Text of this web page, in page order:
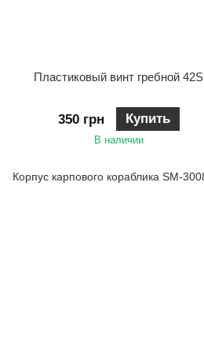
Пластиковый винт гребной 42S
350 грн Купить
В наличии